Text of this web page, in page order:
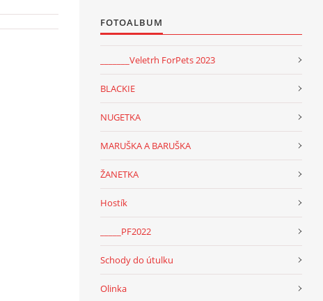
FOTOALBUM
_______Veletrh ForPets 2023
BLACKIE
NUGETKA
MARUŠKA A BARUŠKA
ŽANETKA
Hostík
_____PF2022
Schody do útulku
Olinka